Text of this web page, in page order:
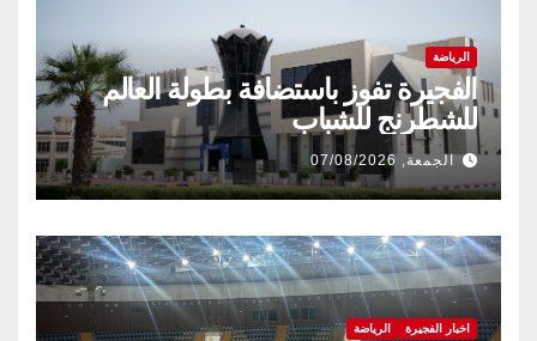
الرياضة
الفجيرة تفوز باستضافة بطولة العالم
للشطرنج للشباب
الجمعة, 07/08/2026
اخبار الفجيرة الرياضة